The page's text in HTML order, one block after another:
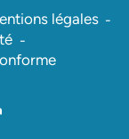
légales
dans un